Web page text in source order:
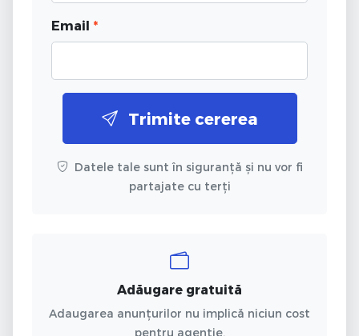
Email *
Trimite cererea
Datele tale sunt în siguranță și nu vor fi
partajate cu terți
Adăugare gratuită
Adaugarea anunțurilor nu implică niciun cost
pentru agenție.